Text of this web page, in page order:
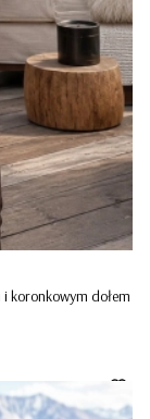
koronkowym dołem